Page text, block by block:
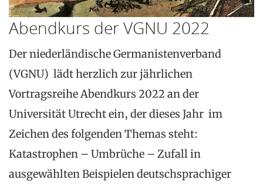
Abendkurs der VGNU 2022
Der niederländische Germanistenverband
(VGNU) lädt herzlich zur jährlichen
Vortragsreihe Abendkurs 2022 an der
Universität Utrecht ein, der dieses Jahr im
Zeichen des folgenden Themas steht:
Katastrophen – Umbrüche – Zufall in
ausgewählten Beispielen deutschsprachiger